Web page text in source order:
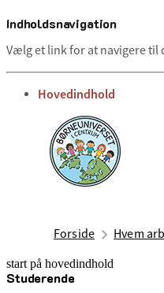
Indholdsnavigation
Vælg et link for at navigere til
gå til
Hovedindhold
Forside Hvem
start på hovedindhold
Studerende
senest opdateret 2. juli 2025